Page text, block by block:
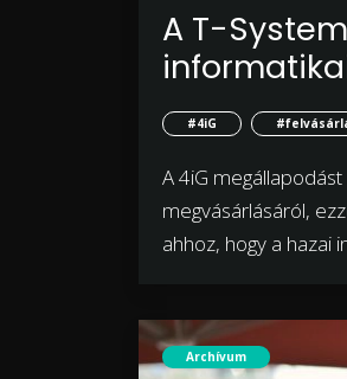
A T-
#4iG
A 4iG
megvásárlásáról,
ahhoz, hogy a hazai
Archívum